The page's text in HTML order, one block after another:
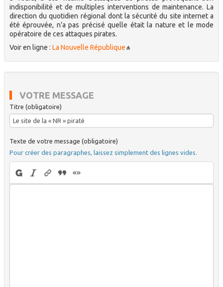
Brèves
indisponibilité et de multiples interventions de maintenance. La
direction du quotidien régional dont la sécurité du site internet a
été éprouvée, n’a pas précisé quelle était la nature et le mode
opératoire de ces attaques pirates.
Voir en ligne : La Nouvelle République
VOTRE MESSAGE
Titre (obligatoire)
Texte de votre message (obligatoire)
Pour créer des paragraphes, laissez simplement des lignes vides.